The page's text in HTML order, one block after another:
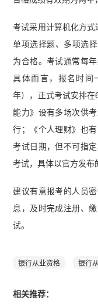
考试采用计算机化方
单项选择题、多项选
为合格。考试通常每
具体而言，报名时间
年），正式考试安排
能力》设有多场次供
行；《个人理财》也
考试日期，但不可指
考试，具体以官方发布
建议有意报考的人员
息，及时完成注册、
试。
银行从业资格 银行
相关推荐：